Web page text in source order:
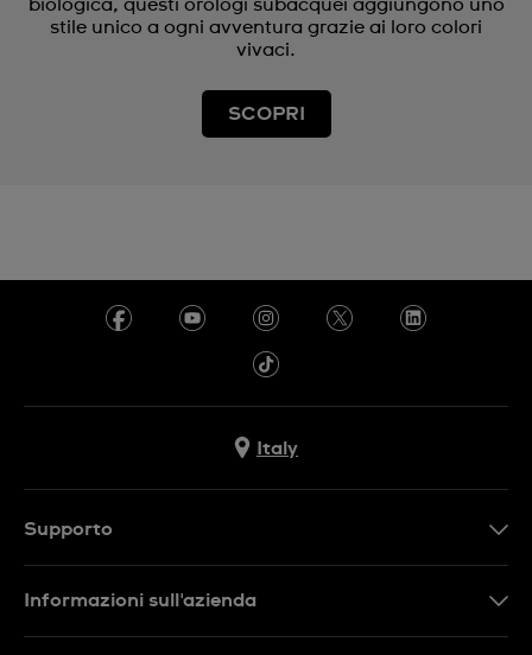
biologica, questi orologi subacquei aggiungono uno
stile unico a ogni avventura grazie ai loro colori
vivaci.
SCOPRI
Italy
Supporto
Informazioni sull'azienda